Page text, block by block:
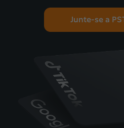
Junte-se a